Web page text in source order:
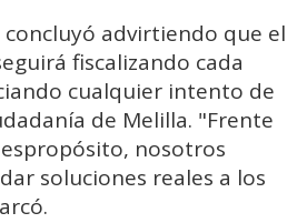
advirtiendo que el
fiscalizando cada
cualquier intento de
de Melilla. "Frente
nosotros
soluciones reales a los